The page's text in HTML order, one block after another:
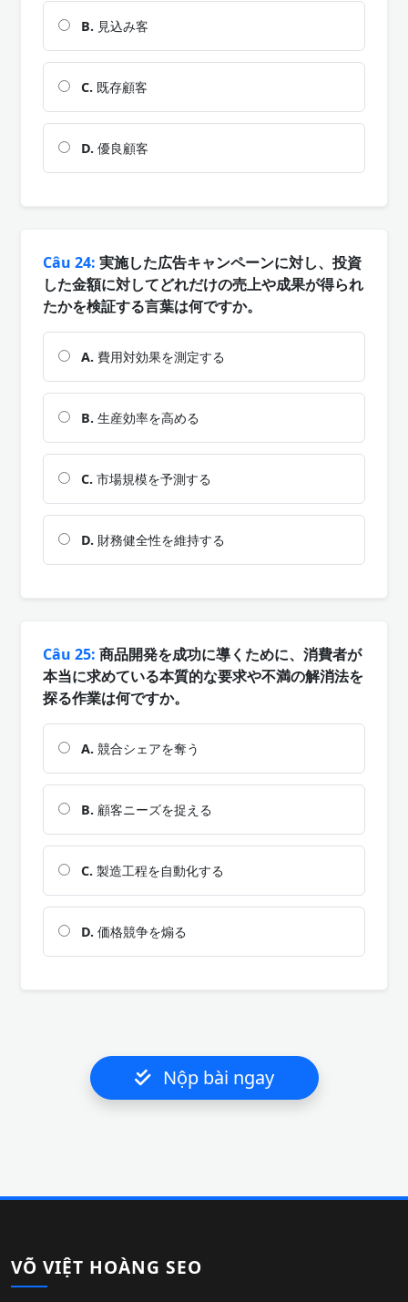
B. 見込み客
C. 既存顧客
D. 優良顧客
Câu 24: 実施した広告キャンペーンに対し、投資
した金額に対してどれだけの売上や成果が得られ
たかを検証する言葉は何ですか。
A. 費用対効果を測定する
B. 生産効率を高める
C. 市場規模を予測する
D. 財務健全性を維持する
Câu 25: 商品開発を成功に導くために、消費者が
本当に求めている本質的な要求や不満の解消法を
探る作業は何ですか。
A. 競合シェアを奪う
B. 顧客ニーズを捉える
C. 製造工程を自動化する
D. 価格競争を煽る
Nộp bài ngay
VÕ VIỆT HOÀNG SEO